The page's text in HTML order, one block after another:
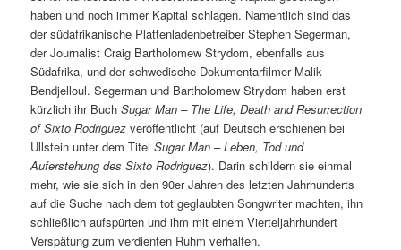
haben und noch immer Kapital schlagen. Namentlich sind das
der südafrikanische Plattenladenbetreiber Stephen Segerman,
der Journalist Craig Bartholomew Strydom, ebenfalls aus
Südafrika, und der schwedische Dokumentarfilmer Malik
Bendjelloul. Segerman und Bartholomew Strydom haben erst
kürzlich ihr BuchSugar Man – The Life, Death and Resurrection
of Sixto Rodriguez veröffentlicht (auf Deutsch erschienen bei
Ullstein unter dem TitelSugar Man – Leben, Tod und
Auferstehung des Sixto Rodriguez). Darin schildern sie einmal
mehr, wie sie sich in den 90er Jahren des letzten Jahrhunderts
auf die Suche nach dem tot geglaubten Songwriter machten, ihn
schließlich aufspürten und ihm mit einem Vierteljahrhundert
Verspätung zum verdienten Ruhm verhalfen.